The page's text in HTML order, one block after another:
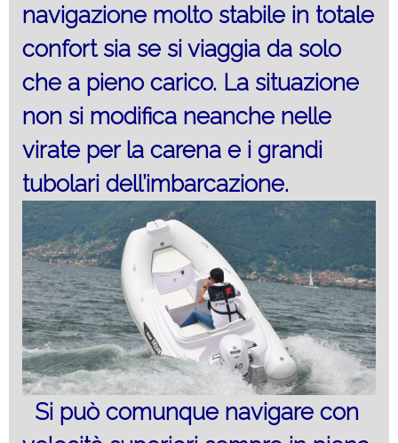
navigazione molto stabile in totale
confort sia se si viaggia da solo
che a pieno carico. La situazione
non si modifica neanche nelle
virate per la carena e i grandi
tubolari dell’imbarcazione.
Si può comunque navigare con